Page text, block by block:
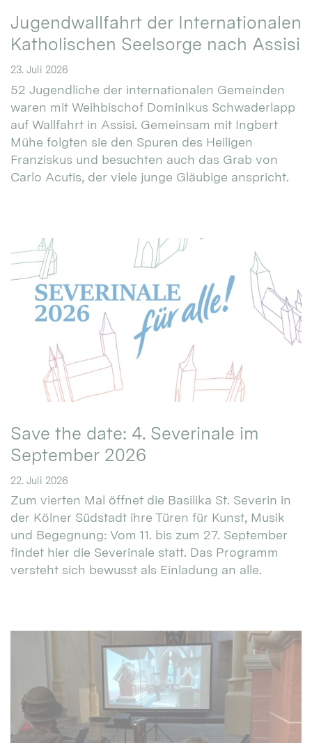
Jugendwallfahrt der Internationalen
Katholischen Seelsorge nach Assisi
23. Juli 2026
52 Jugendliche der internationalen Gemeinden
waren mit Weihbischof Dominikus Schwaderlapp
auf Wallfahrt in Assisi. Gemeinsam mit Ingbert
Mühe folgten sie den Spuren des Heiligen
Franziskus und besuchten auch das Grab von
Carlo Acutis, der viele junge Gläubige anspricht.
Save the date: 4. Severinale im
September 2026
22. Juli 2026
Zum vierten Mal öffnet die Basilika St. Severin in
der Kölner Südstadt ihre Türen für Kunst, Musik
und Begegnung: Vom 11. bis zum 27. September
findet hier die Severinale statt. Das Programm
versteht sich bewusst als Einladung an alle.